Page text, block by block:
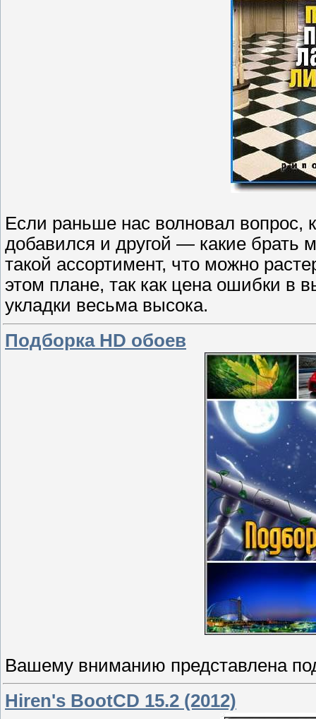
Если раньше нас волновал вопрос,
добавился и другой — какие брать
такой ассортимент, что можно
этом плане, так как цена ошибки в
укладки весьма высока.
Подборка HD обоев
Вашему вниманию представлена
Hiren's BootCD 15.2 (2012)